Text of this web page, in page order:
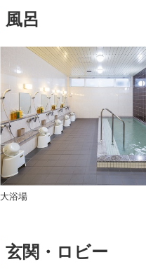
風呂
大浴場
玄関・ロビー